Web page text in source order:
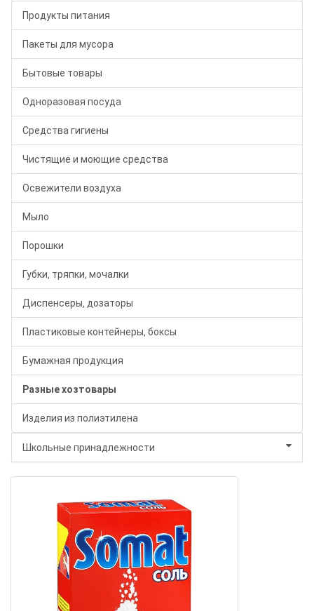
Продукты питания
Пакеты для мусора
Бытовые товары
Одноразовая посуда
Средства гигиены
Чистящие и моющие средства
Освежители воздуха
Мыло
Порошки
Губки, тряпки, мочалки
Диспенсеры, дозаторы
Пластиковые контейнеры, боксы
Бумажная продукция
Разные хозтовары
Изделия из полиэтилена
Школьные принадлежности